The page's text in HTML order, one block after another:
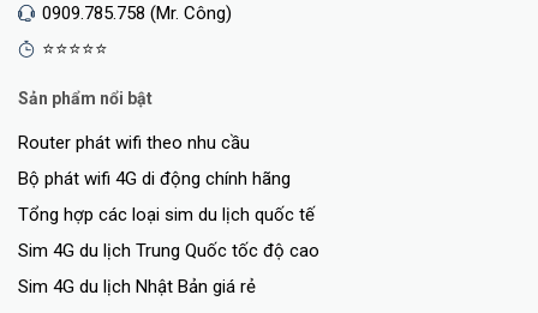
0909.785.758 (Mr. Công)
⭐⭐⭐⭐⭐
Sản phẩm nổi bật
Router phát wifi theo nhu cầu
Bộ phát wifi 4G di động chính hãng
Tổng hợp các loại sim du lịch quốc tế
Sim 4G du lịch Trung Quốc tốc độ cao
Sim 4G du lịch Nhật Bản giá rẻ